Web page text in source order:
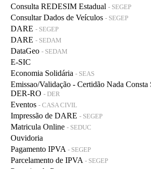
Consulta REDESIM Estadual - SEGEP
Consultar Dados de Veículos - SEGEP
DARE - SEGEP
DARE - SEDAM
DataGeo - SEDAM
E-SIC
Economia Solidária - SEAS
Emissao/Validação - Certidão Nada Consta
DER-RO - DER
Eventos - CASA CIVIL
Impressão de DARE - SEGEP
Matricula Online - SEDUC
Ouvidoria
Pagamento IPVA - SEGEP
Parcelamento de IPVA - SEGEP